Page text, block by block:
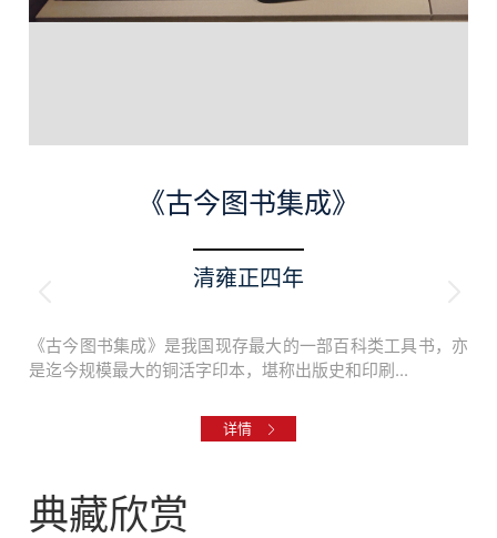
《古今图书集成》
清雍正四年
《古今图书集成》是我国现存最大的一部百科类工具书，亦
是迄今规模最大的铜活字印本，堪称出版史和印刷...
详情
典藏欣赏